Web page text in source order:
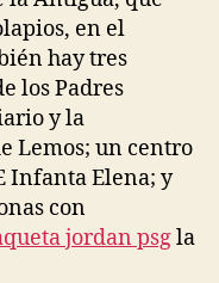
en el
hay tres
los Padres
y la
Lemos; un centro
Infanta Elena; y
con
jordan psgla